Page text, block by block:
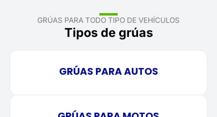
GRÚAS PARA TODO TIPO DE VEHÍCULOS
Tipos de grúas
GRÚAS PARA AUTOS